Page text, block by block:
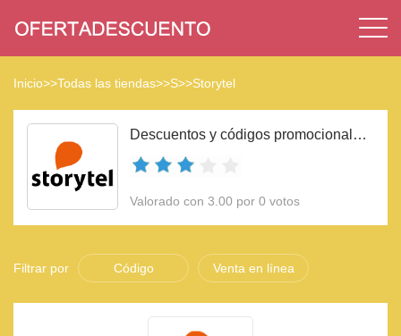
Inicio>>Todas las tiendas>>S>>Storytel
Descuentos y códigos promocionales Storytel 2023
Valorado con 3.00 por 0 votos
Filtrar por Código Venta en línea